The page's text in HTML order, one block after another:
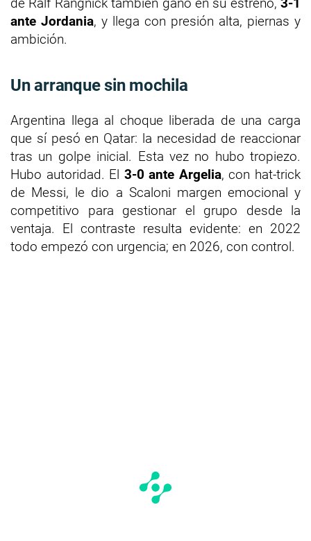
ante Jordania, y llega con presión alta, piernas y
ambición.
Un arranque sin mochila
Argentina llega al choque liberada de una carga
que sí pesó en Qatar: la necesidad de reaccionar
tras un golpe inicial. Esta vez no hubo tropiezo.
Hubo autoridad. El 3-0 ante Argelia, con hat-trick
de Messi, le dio a Scaloni margen emocional y
competitivo para gestionar el grupo desde la
ventaja. El contraste resulta evidente: en 2022
todo empezó con urgencia; en 2026, con control.